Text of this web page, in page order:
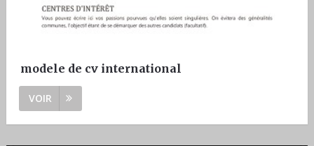
modele de cv international
VOIR